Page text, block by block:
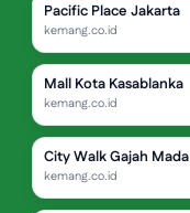
Pacific Place Jakarta
kemang.co.id
Mall Kota Kasablanka
kemang.co.id
City Walk Gajah Mada
kemang.co.id